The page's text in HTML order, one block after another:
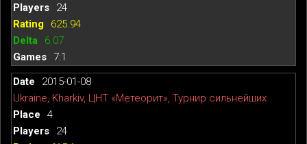
24
625.94
6.07
7:1
2015-01-08
Ukraine, Kharkiv, ЦНТ «Метеорит», Турнир сильнейших
4
24